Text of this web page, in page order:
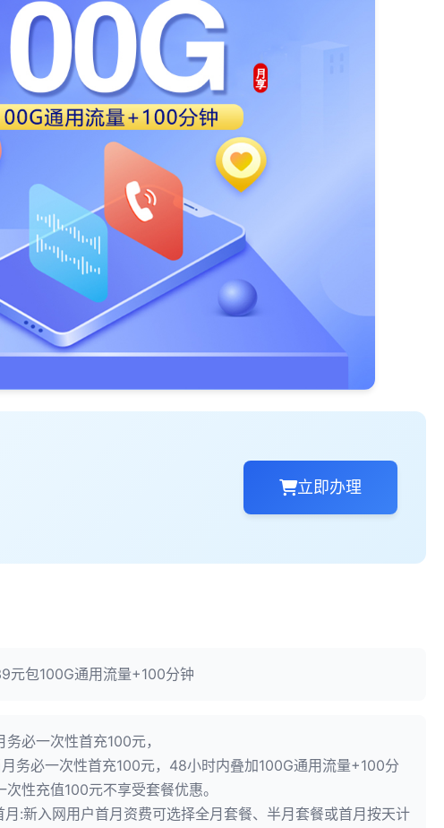
立即办理
元包100G通用流量+100分钟
务必一次性首充100元，
月务必一次性首充100元，48小时内叠加100G通用流量+100分
次性充值100元不享受套餐优惠。
月:新入网用户首月资费可选择全月套餐、半月套餐或首月按天计